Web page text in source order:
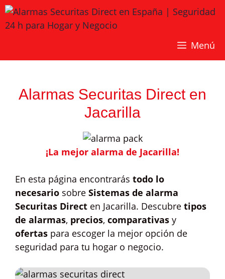
Saltar
al
contenido
Menú
Alarmas Securitas Direct en
Jacarilla
¡La mejor alarma de Jacarilla!
En esta página encontrarás todo lo
necesario sobre Sistemas de alarma
Securitas Direct en Jacarilla. Descubre tipos
de alarmas, precios, comparativas y
ofertas para escoger la mejor opción de
seguridad para tu hogar o negocio.